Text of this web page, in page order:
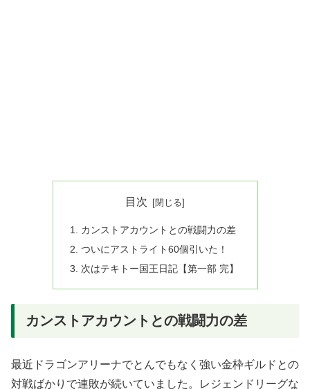
目次
カンストアカウントとの戦闘力の差
ついにアストライト60個引いた！
次はテキトー国王日記【第一部 完】
カンストアカウントとの戦闘力の差
最近ドラゴンアリーナでとんでもなく強い金枠ギルドとの
対戦ばかりで連敗が続いていました。レジェンドリーグな